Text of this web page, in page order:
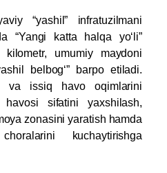
“yashil” infratuzilmani
“Yangi katta halqa yo‘li”
umumiy maydoni
belbog‘” barpo etiladi.
va issiq havo oqimlarini
havosi sifatini yaxshilash,
zonasini yaratish hamda
kuchaytirishga